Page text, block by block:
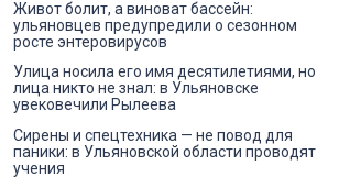
Живот болит, а виноват бассейн:
ульяновцев предупредили о сезонном
росте энтеровирусов
Улица носила его имя десятилетиями, но
лица никто не знал: в Ульяновске
увековечили Рылеева
Сирены и спецтехника — не повод для
паники: в Ульяновской области проводят
учения